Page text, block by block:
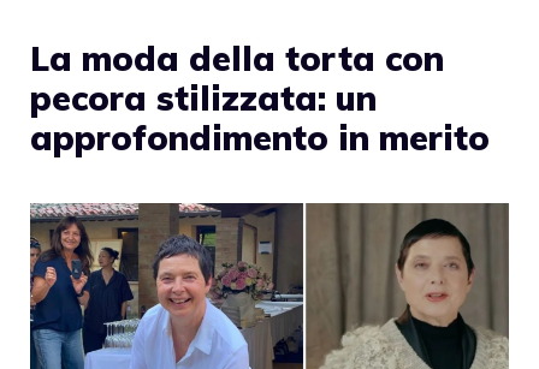
La moda della torta con
pecora stilizzata: un
approfondimento in merito